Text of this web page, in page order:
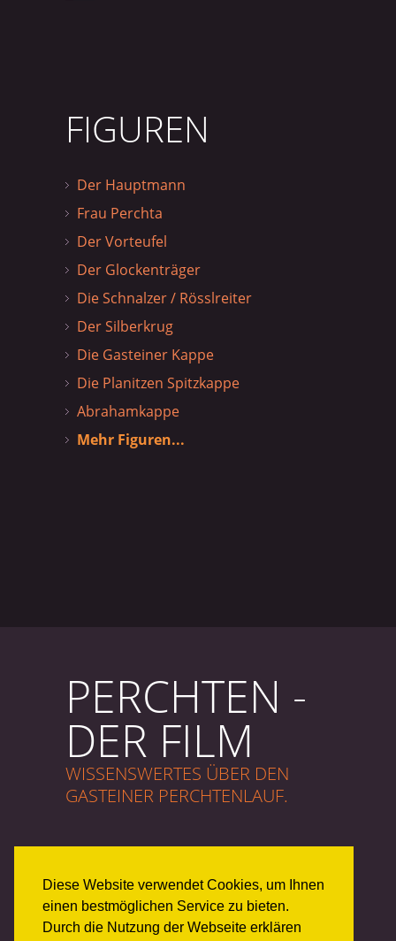
Diese Website verwendet Cookies, um Ihnen
einen bestmöglichen Service zu bieten.
Durch die Nutzung der Webseite erklären
FIGUREN
Der Hauptmann
Frau Perchta
Der Vorteufel
Der Glockenträger
Die Schnalzer / Rösslreiter
Der Silberkrug
Die Gasteiner Kappe
Die Planitzen Spitzkappe
Abrahamkappe
Mehr Figuren...
PERCHTEN -
DER FILM
WISSENSWERTES ÜBER DEN
GASTEINER PERCHTENLAUF.
JETZT ANSEHEN